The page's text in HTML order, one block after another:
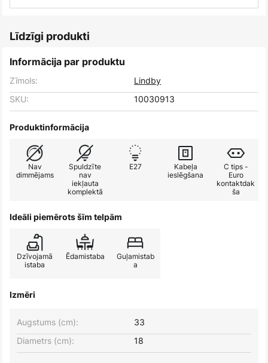
Līdzīgi produkti
Informācija par produktu
Zīmols:
Lindby
SKU:
10030913
Produktinformācija
Nav
dimmējams
Spuldzīte
nav
iekļauta
komplektā
E27
Kabeļa
ieslēgšana
C tips -
Euro
kontaktdak
ša
Ideāli piemērots šīm telpām
Dzīvojamā
istaba
Ēdamistaba
Guļamistab
a
Izmēri
Augstums (cm):
33
Diametrs (cm):
18